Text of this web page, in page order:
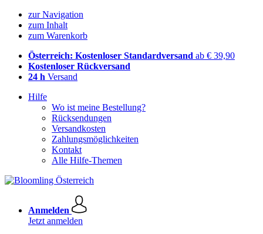
zur Navigation
zum Inhalt
zum Warenkorb
Österreich: Kostenloser Standardversand ab € 39,90
Kostenloser Rückversand
24 h Versand
Hilfe
Wo ist meine Bestellung?
Rücksendungen
Versandkosten
Zahlungsmöglichkeiten
Kontakt
Alle Hilfe-Themen
Anmelden
Jetzt anmelden